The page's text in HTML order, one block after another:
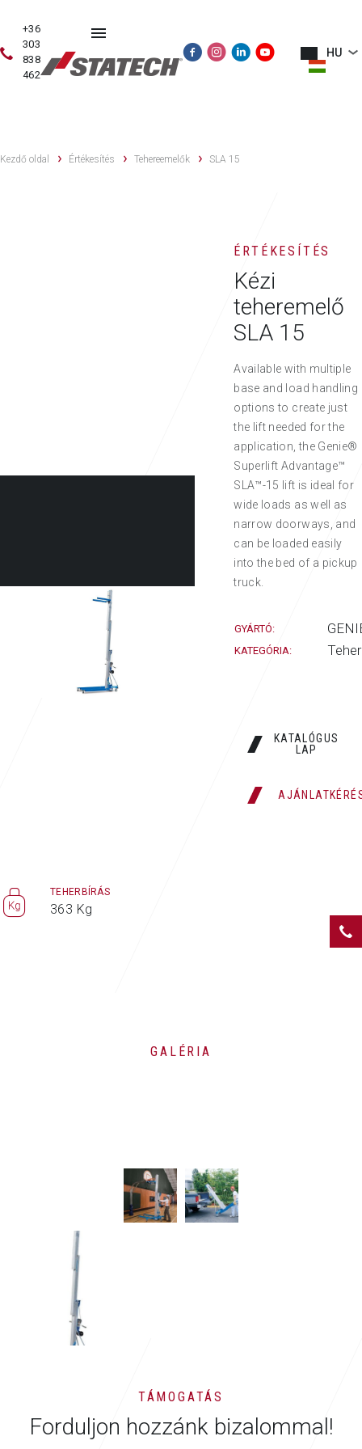
+36
303
838
462
HU
Kezdő oldal Értékesítés Tehereemelők SLA 15
ÉRTÉKESÍTÉS
Kézi
teheremelő
SLA 15
Available with multiple
base and load handling
options to create just
the lift needed for the
application, the Genie®
Superlift Advantage™
SLA™-15 lift is ideal for
wide loads as well as
narrow doorways, and
can be loaded easily
into the bed of a pickup
truck.
GYÁRTÓ:
KATEGÓRIA:
KATALÓGUS
LAP
TEHERBÍRÁS
363 Kg
GALÉRIA
TÁMOGATÁS
Forduljon hozzánk bizalommal!